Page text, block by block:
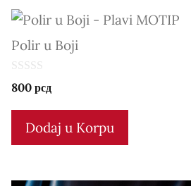
Polir u Boji
0
o
800 рсд
Dodaj u Korpu